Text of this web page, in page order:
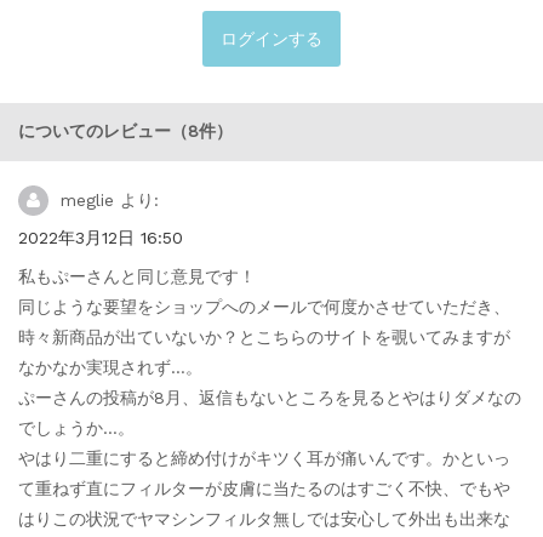
ログインする
についてのレビュー（8件）
meglie より:
2022年3月12日 16:50
私もぷーさんと同じ意見です！
同じような要望をショップへのメールで何度かさせていただき、
時々新商品が出ていないか？とこちらのサイトを覗いてみますが
なかなか実現されず…。
ぷーさんの投稿が8月、返信もないところを見るとやはりダメなの
でしょうか…。
やはり二重にすると締め付けがキツく耳が痛いんです。かといっ
て重ねず直にフィルターが皮膚に当たるのはすごく不快、でもや
はりこの状況でヤマシンフィルタ無しでは安心して外出も出来な